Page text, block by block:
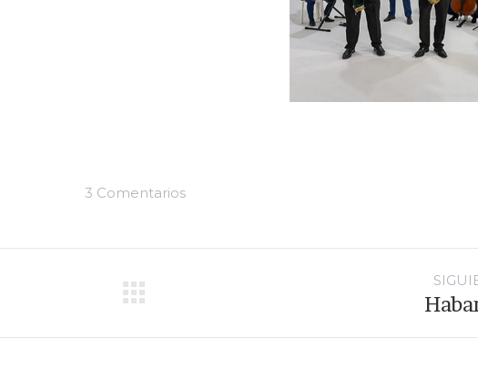
3 Comentarios